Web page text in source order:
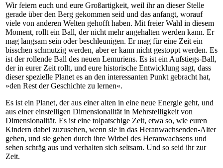
Wir feiern euch und eure Großartigkeit, weil ihr an dieser Stelle
gerade über den Berg gekommen seid und das anfangt, worauf
viele von anderen Welten gehofft haben. Mit freier Wahl in diesem
Moment, rollt ein Ball, der nicht mehr angehalten werden kann. Er
mag langsam sein oder beschleunigen. Er mag für eine Zeit ein
bisschen schmutzig werden, aber er kann nicht gestoppt werden. Es
ist der rollende Ball des neuen Lemuriens. Es ist ein Aufstiegs-Ball,
der in eurer Zeit rollt, und eure historische Entwicklung sagt, dass
dieser spezielle Planet es an den interessanten Punkt gebracht hat,
»den Rest der Geschichte zu lernen«.
Es ist ein Planet, der aus einer alten in eine neue Energie geht, und
aus einer einstelligen Dimensionalität in Mehrstelligkeit von
Dimensionalität. Es ist eine tolpatschige Zeit, etwa so, wie euren
Kindern dabei zuzusehen, wenn sie in das Heranwachsenden-Alter
gehen, und sie gehen durch ihre Wirbel des Heranwachsens und
sehen schräg aus und verhalten sich seltsam. Und so seid ihr zur
Zeit.